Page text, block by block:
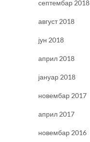
септембар 2018
август 2018
јун 2018
април 2018
јануар 2018
новембар 2017
април 2017
новембар 2016